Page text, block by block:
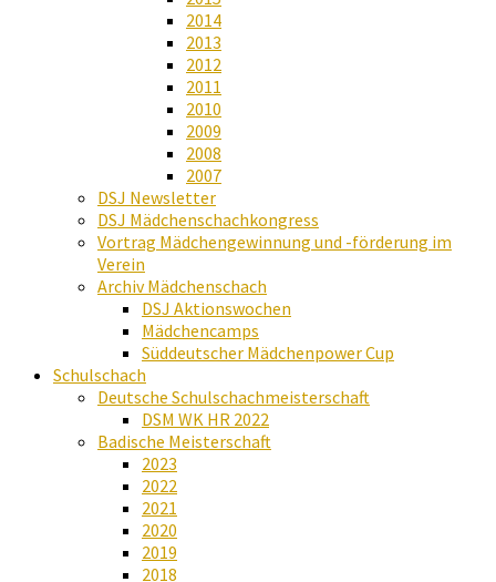
2014
2013
2012
2011
2010
2009
2008
2007
DSJ Newsletter
DSJ Mädchenschachkongress
Vortrag Mädchengewinnung und -förderung im
Verein
Archiv Mädchenschach
DSJ Aktionswochen
Mädchencamps
Süddeutscher Mädchenpower Cup
Schulschach
Deutsche Schulschachmeisterschaft
DSM WK HR 2022
Badische Meisterschaft
2023
2022
2021
2020
2019
2018